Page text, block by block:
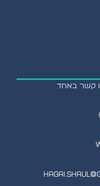
קשר באחד